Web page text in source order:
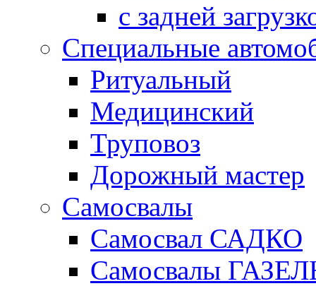
с задней
Специальные
Ритуальный
Медицинский
Труповоз
Дорожный мастер
Самосвалы
Самосвал САДКО
Самосвалы